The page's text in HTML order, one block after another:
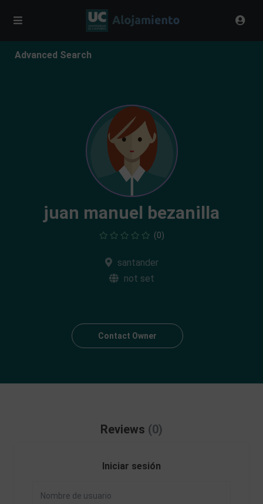
Advanced Search
juan manuel bezanilla
(0)
santander
not set
Contact Owner
Reviews (0)
Iniciar sesión